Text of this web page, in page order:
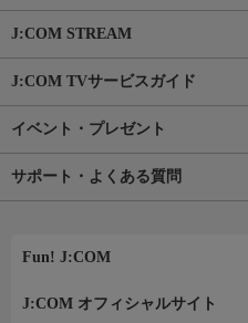
J:COM STREAM
J:COM TVサービスガイド
イベント・プレゼント
サポート・よくある質問
Fun! J:COM
J:COM オフィシャルサイト